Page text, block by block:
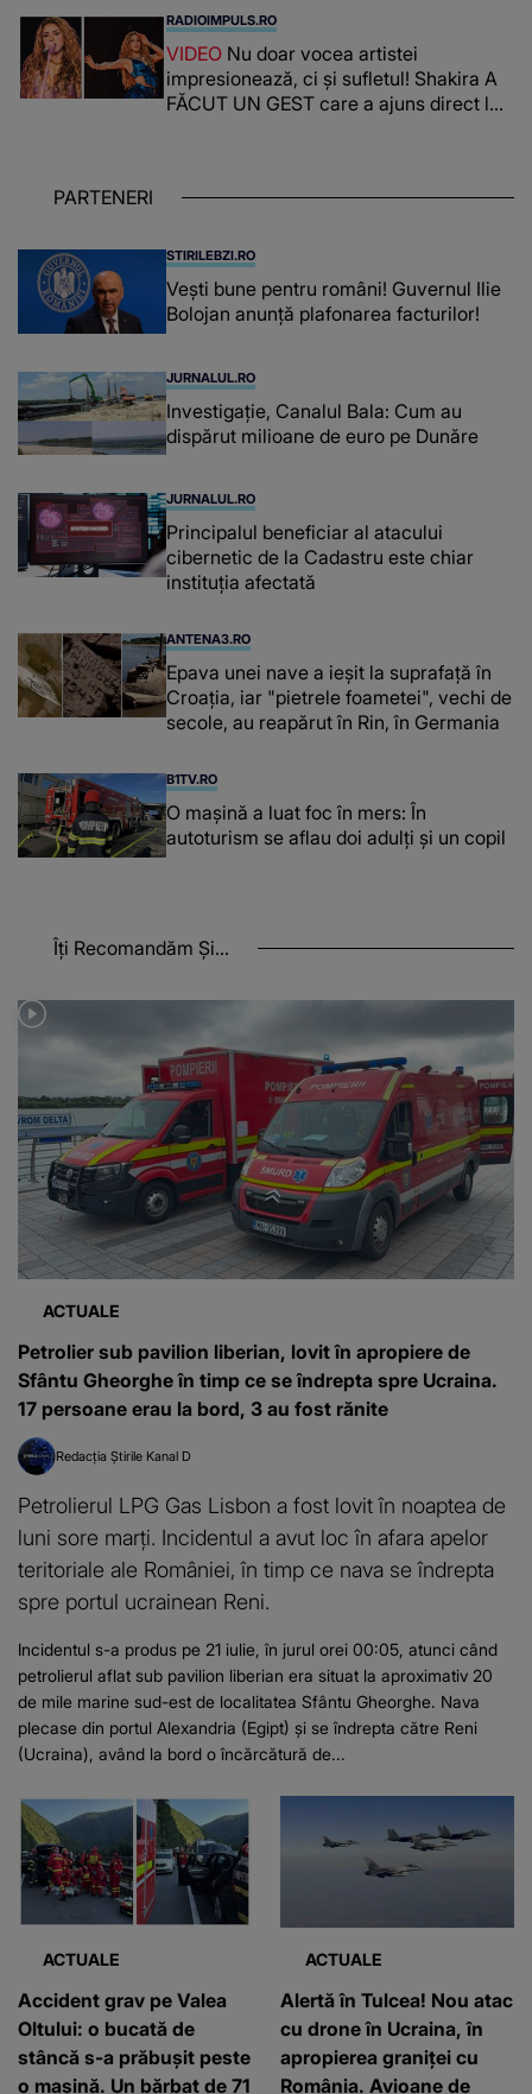
CREDEA CĂ VA VEDEA AȘA CEVA: "Fix
în fața unui..."
RADIOIMPULS.RO
VIDEO Nu doar vocea artistei
impresionează, ci și sufletul! Shakira A
FĂCUT UN GEST care a ajuns direct la
așteptând oportunitatea
PARTENERI
STIRILEBZI.RO
Vești bune pentru români! Guvernul Ilie
Bolojan anunță plafonarea facturilor!
JURNALUL.RO
Investigație, Canalul Bala: Cum au
dispărut milioane de euro pe Dunăre
JURNALUL.RO
Principalul beneficiar al atacului
cibernetic de la Cadastru este chiar
instituţia afectată
ANTENA3.RO
Epava unei nave a ieșit la suprafață în
Croația, iar "pietrele foametei", vechi de
secole, au reapărut în Rin, în Germania
B1TV.RO
O maşină a luat foc în mers: În
autoturism se aflau doi adulți și un copil
Îți Recomandăm Și...
ACTUALE
Petrolier sub pavilion liberian, lovit în apropiere de
Sfântu Gheorghe în timp ce se îndrepta spre Ucraina.
17 persoane erau la bord, 3 au fost rănite
Redacția Știrile Kanal D
Petrolierul LPG Gas Lisbon a fost lovit în noaptea de
luni sore marți. Incidentul a avut loc în afara apelor
teritoriale ale României, în timp ce nava se îndrepta
spre portul ucrainean Reni.
Incidentul s-a produs pe 21 iulie, în jurul orei 00:05, atunci când
petrolierul aflat sub pavilion liberian era situat la aproximativ 20
de mile marine sud-est de localitatea Sfântu Gheorghe. Nava
plecase din portul Alexandria (Egipt) și se îndrepta către Reni
(Ucraina), având la bord o încărcătură de...
ACTUALE
Accident grav pe Valea
Oltului: o bucată de
stâncă s-a prăbușit peste
o mașină. Un bărbat de 71
ACTUALE
Alertă în Tulcea! Nou atac
cu drone în Ucraina, în
apropierea graniței cu
România. Avioane de